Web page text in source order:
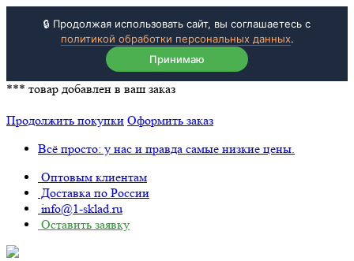
🔒 Продолжая использовать сайт, вы соглашаетесь с
политикой обработки персональных данных.
Принимаю
*** товар добавлен в ваш заказ
Продолжить покупки Оформить заказ
Всё просто: у нас и правда самые низкие цены.
Оптовым клиентам
Доставка по России
info@1-sklad.ru
Оставить заявку